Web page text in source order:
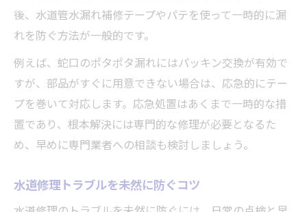
後、水道管水漏れ補修テープやパテを使って一時的に漏
れを防ぐ方法が一般的です。
例えば、蛇口のポタポタ漏れにはパッキン交換が有効で
すが、部品がすぐに用意できない場合は、応急的にテー
プを巻いて対応します。応急処置はあくまで一時的な措
置であり、根本解決には専門的な修理が必要となるた
め、早めに専門業者への相談も検討しましょう。
水道修理トラブルを未然に防ぐコツ